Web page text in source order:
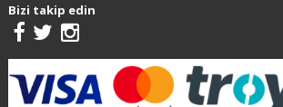
Bizi takip edin